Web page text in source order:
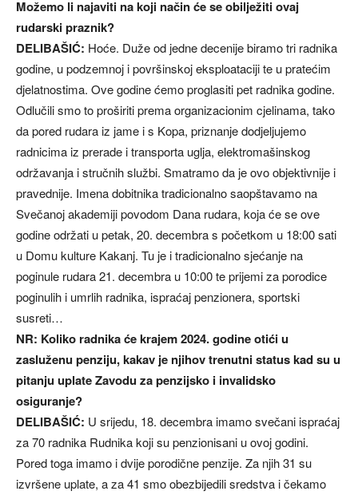
Možemo li najaviti na koji način će se obilježiti ovaj
rudarski praznik?
DELIBAŠIĆ: Hoće. Duže od jedne decenije biramo tri radnika
godine, u podzemnoj i površinskoj eksploataciji te u pratećim
djelatnostima. Ove godine ćemo proglasiti pet radnika godine.
Odlučili smo to proširiti prema organizacionim cjelinama, tako
da pored rudara iz jame i s Kopa, priznanje dodjeljujemo
radnicima iz prerade i transporta uglja, elektromašinskog
održavanja i stručnih službi. Smatramo da je ovo objektivnije i
pravednije. Imena dobitnika tradicionalno saopštavamo na
Svečanoj akademiji povodom Dana rudara, koja će se ove
godine održati u petak, 20. decembra s početkom u 18:00 sati
u Domu kulture Kakanj. Tu je i tradicionalno sjećanje na
poginule rudara 21. decembra u 10:00 te prijemi za porodice
poginulih i umrlih radnika, ispraćaj penzionera, sportski
susreti…
NR: Koliko radnika će krajem 2024. godine otići u
zasluženu penziju, kakav je njihov trenutni status kad su u
pitanju uplate Zavodu za penzijsko i invalidsko
osiguranje?
DELIBAŠIĆ: U srijedu, 18. decembra imamo svečani ispraćaj
za 70 radnika Rudnika koji su penzionisani u ovoj godini.
Pored toga imamo i dvije porodične penzije. Za njih 31 su
izvršene uplate, a za 41 smo obezbijedili sredstva i čekamo